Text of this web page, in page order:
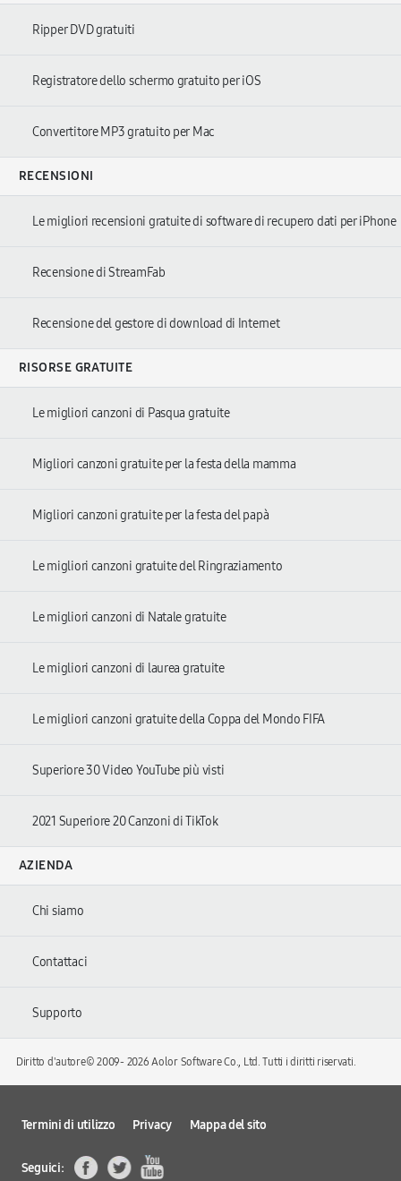
Ripper DVD gratuiti
Registratore dello schermo gratuito per iOS
Convertitore MP3 gratuito per Mac
RECENSIONI
Le migliori recensioni gratuite di software di recupero dati per iPhone
Recensione di StreamFab
Recensione del gestore di download di Internet
RISORSE GRATUITE
Le migliori canzoni di Pasqua gratuite
Migliori canzoni gratuite per la festa della mamma
Migliori canzoni gratuite per la festa del papà
Le migliori canzoni gratuite del Ringraziamento
Le migliori canzoni di Natale gratuite
Le migliori canzoni di laurea gratuite
Le migliori canzoni gratuite della Coppa del Mondo FIFA
Superiore 30 Video YouTube più visti
2021 Superiore 20 Canzoni di TikTok
AZIENDA
Chi siamo
Contattaci
Supporto
Diritto d'autore© 2009- 2026 Aolor Software Co., Ltd. Tutti i diritti riservati.
Termini di utilizzo Privacy Mappa del sito
Seguici: